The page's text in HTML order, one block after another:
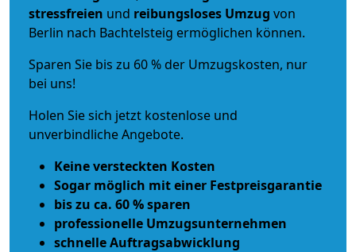
stressfreien und reibungsloses Umzug von
Berlin nach Bachtelsteig ermöglichen können.
Sparen Sie bis zu 60 % der Umzugskosten, nur
bei uns!
Holen Sie sich jetzt kostenlose und
unverbindliche Angebote.
Keine versteckten Kosten
Sogar möglich mit einer Festpreisgarantie
bis zu ca. 60 % sparen
professionelle Umzugsunternehmen
schnelle Auftragsabwicklung